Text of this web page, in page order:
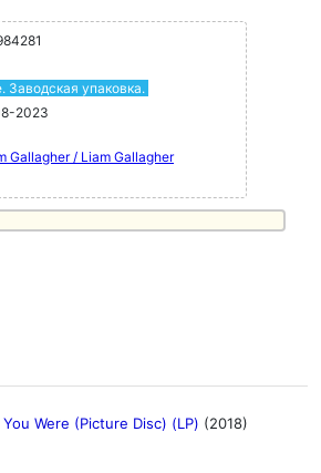
Заводская упаковка.
2023
Gallagher / Liam Gallagher
Were (Picture Disc) (LP) (2018)